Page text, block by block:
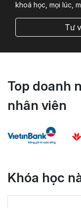
khoá học, mọi lúc,
Tư
Top doanh
nhân viên
Khóa học